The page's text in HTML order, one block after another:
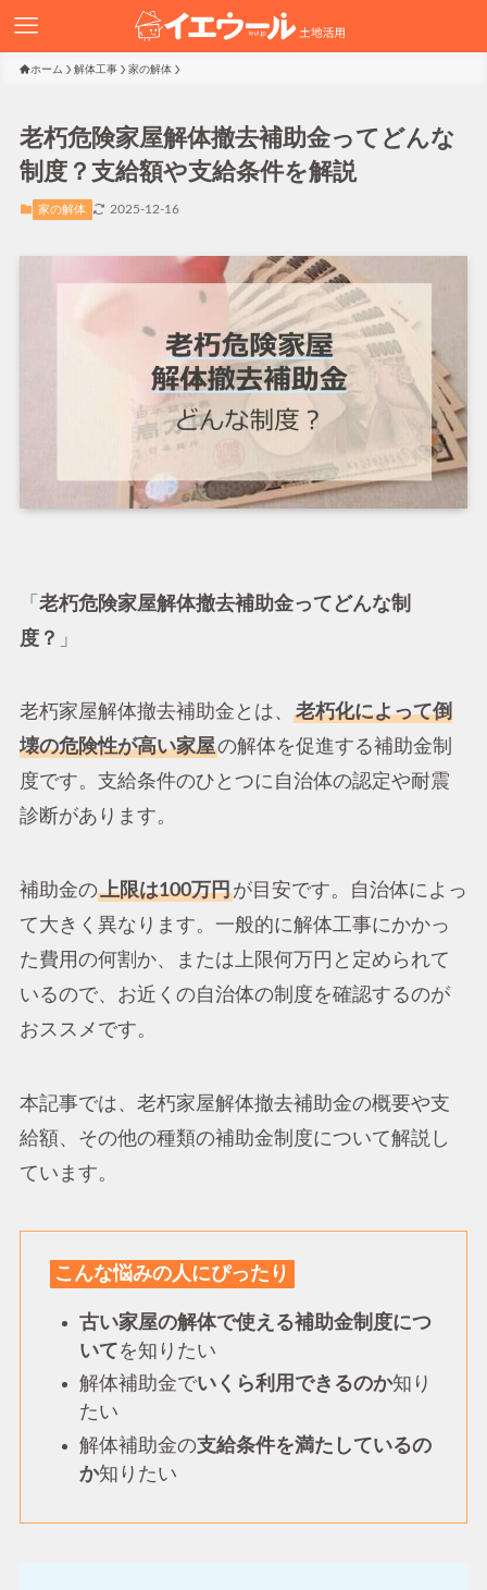
ホーム 解体工事 家の解体
老朽危険家屋解体撤去補助金ってどんな
制度？支給額や支給条件を解説
家の解体 2025-12-16
「 老朽危険家屋解体撤去補助金ってどんな制
度？ 」
老朽家屋解体撤去補助金とは、
老朽化によって倒
壊の危険性が高い家屋の解体を促進する補助金制
度です。支給条件のひとつに自治体の認定や耐震
診断があります。
補助金の上限は100万円が目安です。自治体によっ
て大きく異なります。一般的に解体工事にかかっ
た費用の何割か、または上限何万円と定められて
いるので、お近くの自治体の制度を確認するのが
おススメです。
本記事では、老朽家屋解体撤去補助金の概要や支
給額、その他の種類の補助金制度について解説し
ています。
こんな悩みの人にぴったり
古い家屋の解体で使える補助金制度につ
いてを知りたい
解体補助金でいくら利用できるのか知り
たい
解体補助金の支給条件を満たしているの
か知りたい